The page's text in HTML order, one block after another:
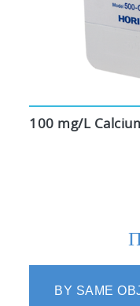
100 mg/L
BY SAME